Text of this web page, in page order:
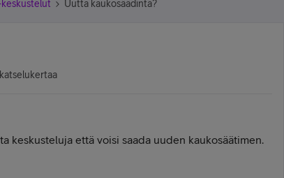
keskustelut Uutta kaukosäädintä?
keskusteluja että voisi saada uuden kaukosäätimen.